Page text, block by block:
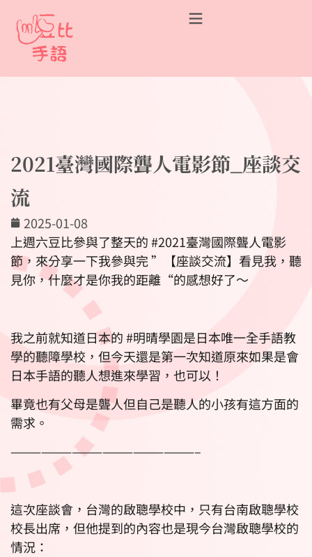
2021臺灣國際聾人電影節_座談交
流
2025-01-08
上週六豆比參與了整天的 #2021臺灣國際聾人電影
節，來分享一下我參與完 ”【座談交流】看見我，聽
見你，什麼才是你我的距離“的感想好了～
我之前就知道日本的 #明晴學園是日本唯一全手語教
學的聽障學校，但今天還是第一次知道原來如果是會
日本手語的聽人想進來學習，也可以！
畢竟也有父母是聾人但自己是聽人的小孩有這方面的
需求。
——————————————————–
這次座談會，台灣的啟聰學校中，只有台南啟聰學校
校長出席，但他提到的內容也是現今台灣啟聰學校的
情況：